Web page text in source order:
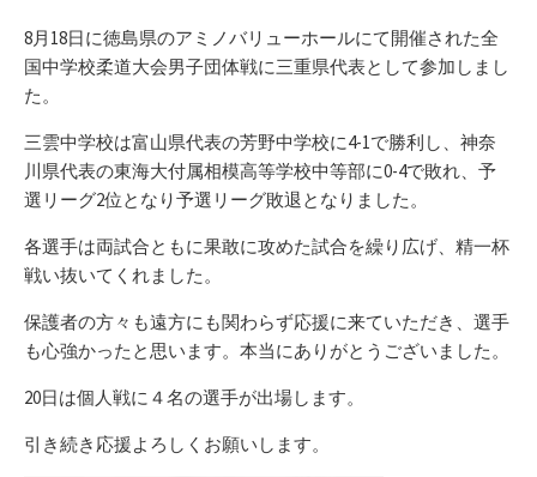
リ
ー
8月18日に徳島県のアミノバリューホールにて開催された全
国中学校柔道大会男子団体戦に三重県代表として参加しまし
た。
三雲中学校は富山県代表の芳野中学校に4-1で勝利し、神奈
川県代表の東海大付属相模高等学校中等部に0-4で敗れ、予
選リーグ2位となり予選リーグ敗退となりました。
各選手は両試合ともに果敢に攻めた試合を繰り広げ、精一杯
戦い抜いてくれました。
保護者の方々も遠方にも関わらず応援に来ていただき、選手
も心強かったと思います。本当にありがとうございました。
20日は個人戦に４名の選手が出場します。
引き続き応援よろしくお願いします。